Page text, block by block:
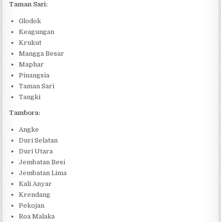
Taman Sari:
Glodok
Keagungan
Krukut
Mangga Besar
Maphar
Pinangsia
Taman Sari
Tangki
Tambora:
Angke
Duri Selatan
Duri Utara
Jembatan Besi
Jembatan Lima
Kali Anyar
Krendang
Pekojan
Roa Malaka